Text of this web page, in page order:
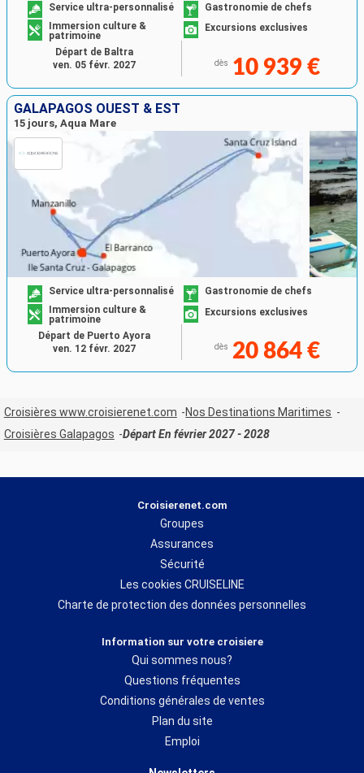
Service ultra-personnalisé
Gastronomie de chefs
Immersion culture &
patrimoine
Excursions exclusives
dès 10 939 €
Départ de Baltra
ven. 05 févr. 2027
GALAPAGOS OUEST & EST
15 jours, Aqua Mare
Service ultra-personnalisé
Gastronomie de chefs
Immersion culture &
patrimoine
Excursions exclusives
dès 20 864 €
Départ de Puerto Ayora
ven. 12 févr. 2027
Croisières www.croisierenet.com
Nos Destinations Maritimes
Croisières Galapagos
Départ En février 2027 - 2028
Croisierenet.com
Groupes
Assurances
Sécurité
Les cookies CRUISELINE
Charte de protection des données personnelles
Information sur votre croisiere
Qui sommes nous?
Questions fréquentes
Conditions générales de ventes
Plan du site
Emploi